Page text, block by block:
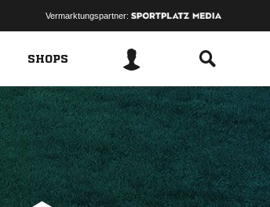
Vermarktungspartner:
SHOPS